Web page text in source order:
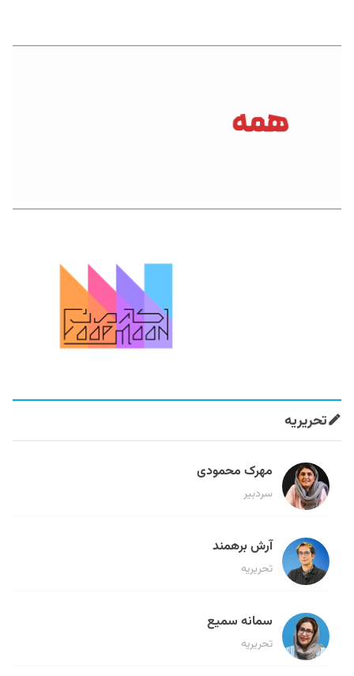
تحریریه
مهرک محمودی
سردبیر
آرش برهمند
تحریریه
سمانه سمیع
تحریریه